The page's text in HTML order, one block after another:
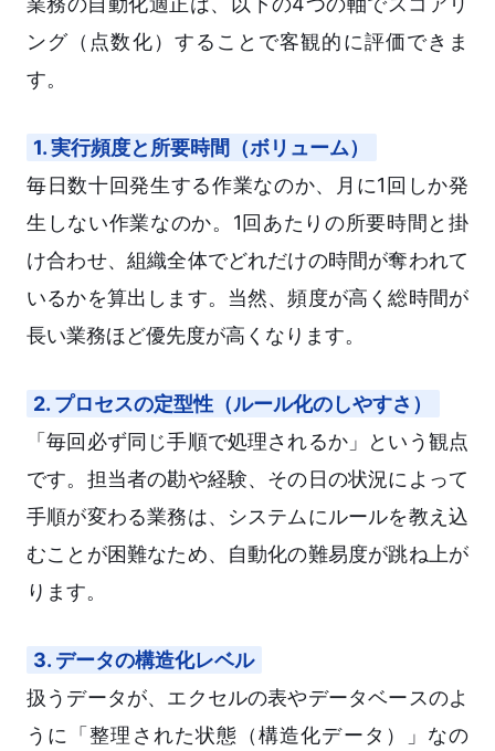
ング（点数化）することで客観的に評価できま
す。
1. 実行頻度と所要時間（ボリューム）
毎日数十回発生する作業なのか、月に1回しか発
生しない作業なのか。1回あたりの所要時間と掛
け合わせ、組織全体でどれだけの時間が奪われて
いるかを算出します。当然、頻度が高く総時間が
長い業務ほど優先度が高くなります。
2. プロセスの定型性（ルール化のしやすさ）
「毎回必ず同じ手順で処理されるか」という観点
です。担当者の勘や経験、その日の状況によって
手順が変わる業務は、システムにルールを教え込
むことが困難なため、自動化の難易度が跳ね上が
ります。
3. データの構造化レベル
扱うデータが、エクセルの表やデータベースのよ
うに「整理された状態（構造化データ）」なの